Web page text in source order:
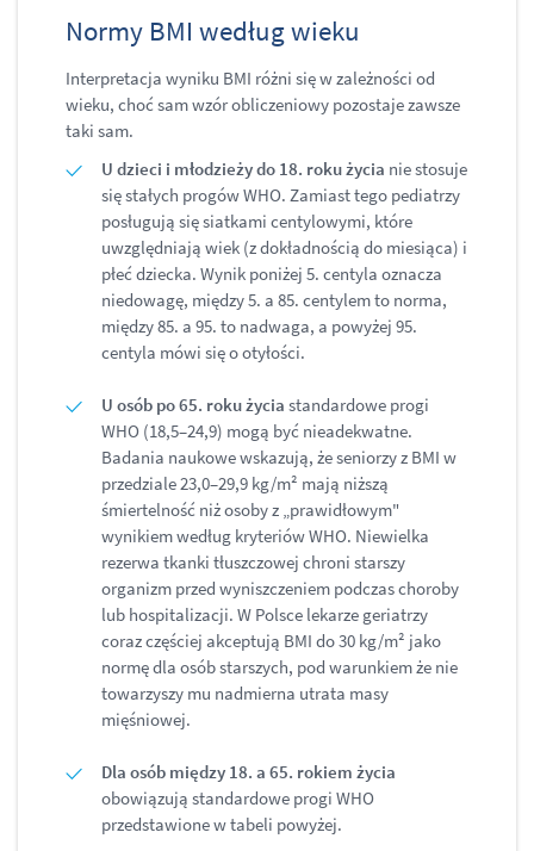
Normy BMI według wieku
Interpretacja wyniku BMI różni się w zależności od
wieku, choć sam wzór obliczeniowy pozostaje zawsze
taki sam.
U dzieci i młodzieży do 18. roku życia nie stosuje
się stałych progów WHO. Zamiast tego pediatrzy
posługują się siatkami centylowymi, które
uwzględniają wiek (z dokładnością do miesiąca) i
płeć dziecka. Wynik poniżej 5. centyla oznacza
niedowagę, między 5. a 85. centylem to norma,
między 85. a 95. to nadwaga, a powyżej 95.
centyla mówi się o otyłości.
U osób po 65. roku życia standardowe progi
WHO (18,5–24,9) mogą być nieadekwatne.
Badania naukowe wskazują, że seniorzy z BMI w
przedziale 23,0–29,9 kg/m² mają niższą
śmiertelność niż osoby z „prawidłowym"
wynikiem według kryteriów WHO. Niewielka
rezerwa tkanki tłuszczowej chroni starszy
organizm przed wyniszczeniem podczas choroby
lub hospitalizacji. W Polsce lekarze geriatrzy
coraz częściej akceptują BMI do 30 kg/m² jako
normę dla osób starszych, pod warunkiem że nie
towarzyszy mu nadmierna utrata masy
mięśniowej.
Dla osób między 18. a 65. rokiem życia
obowiązują standardowe progi WHO
przedstawione w tabeli powyżej.